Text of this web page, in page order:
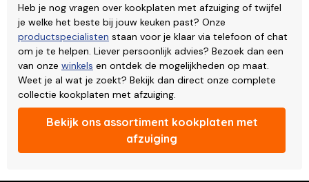
Heb je nog vragen over kookplaten met afzuiging of twijfel
je welke het beste bij jouw keuken past? Onze
productspecialisten staan voor je klaar via telefoon of chat
om je te helpen. Liever persoonlijk advies? Bezoek dan een
van onze winkels en ontdek de mogelijkheden op maat.
Weet je al wat je zoekt? Bekijk dan direct onze complete
collectie kookplaten met afzuiging.
Bekijk ons assortiment kookplaten met
afzuiging